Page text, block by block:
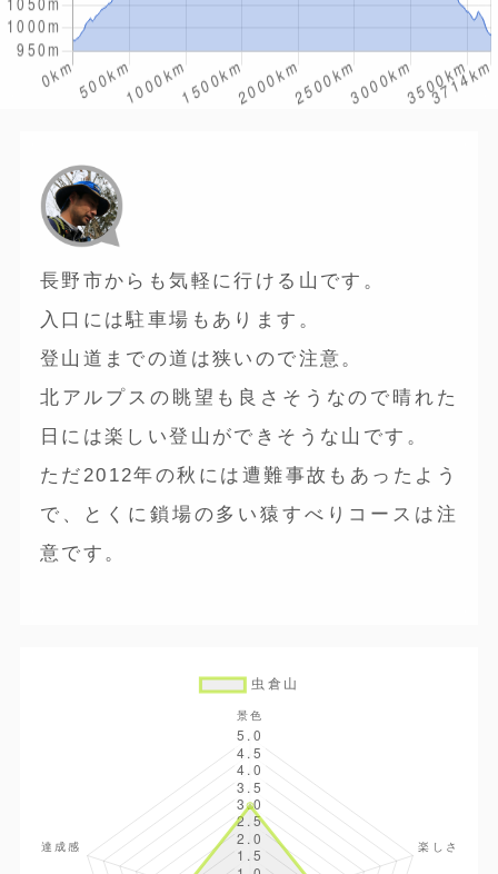
長野市からも気軽に行ける山です。
入口には駐車場もあります。
登山道までの道は狭いので注意。
北アルプスの眺望も良さそうなので晴れた
日には楽しい登山ができそうな山です。
ただ2012年の秋には遭難事故もあったよう
で、とくに鎖場の多い猿すべりコースは注
意です。